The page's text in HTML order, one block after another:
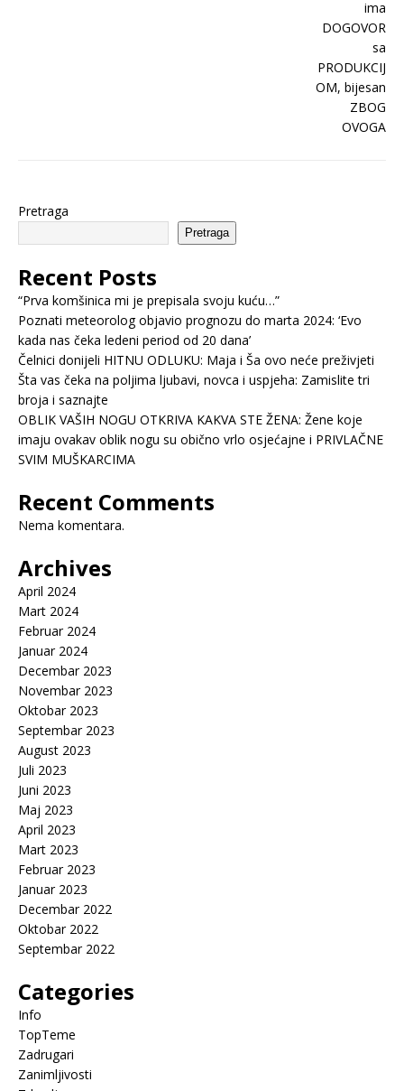
Pretraga
Pretraga
Recent Posts
“Prva komšinica mi je prepisala svoju kuću…”
Poznati meteorolog objavio prognozu do marta 2024: ‘Evo
kada nas čeka ledeni period od 20 dana’
Čelnici donijeli HITNU ODLUKU: Maja i Ša ovo neće preživjeti
Šta vas čeka na poljima ljubavi, novca i uspjeha: Zamislite tri
broja i saznajte
OBLIK VAŠIH NOGU OTKRIVA KAKVA STE ŽENA: Žene koje
imaju ovakav oblik nogu su obično vrlo osjećajne i PRIVLAČNE
SVIM MUŠKARCIMA
Recent Comments
Nema komentara.
Archives
April 2024
Mart 2024
Februar 2024
Januar 2024
Decembar 2023
Novembar 2023
Oktobar 2023
Septembar 2023
August 2023
Juli 2023
Juni 2023
Maj 2023
April 2023
Mart 2023
Februar 2023
Januar 2023
Decembar 2022
Oktobar 2022
Septembar 2022
Categories
Info
TopTeme
Zadrugari
Zanimljivosti